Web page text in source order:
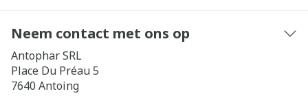
Neem contact met ons op
Antophar SRL
Place Du Préau 5
7640 Antoing